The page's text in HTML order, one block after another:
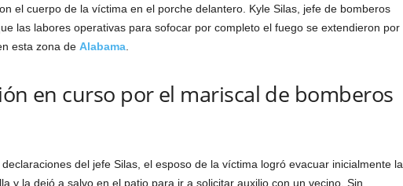
el cuerpo de la víctima en el porche delantero. Kyle Silas, jefe de bomberos
las labores operativas para sofocar por completo el fuego se extendieron por
esta zona de Alabama.
en curso por el mariscal de bomberos
del jefe Silas, el esposo de la víctima logró evacuar inicialmente la
y la dejó a salvo en el patio para ir a solicitar auxilio con un vecino. Sin